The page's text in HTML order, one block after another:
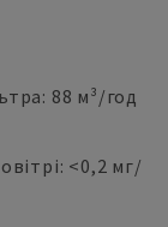
88 м³/год
<0,2 мг/